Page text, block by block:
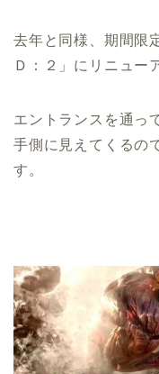
去年と同様、期間限
Ｄ：２」にリニュー
エントランスを通っ
手側に見えてくるの
す。